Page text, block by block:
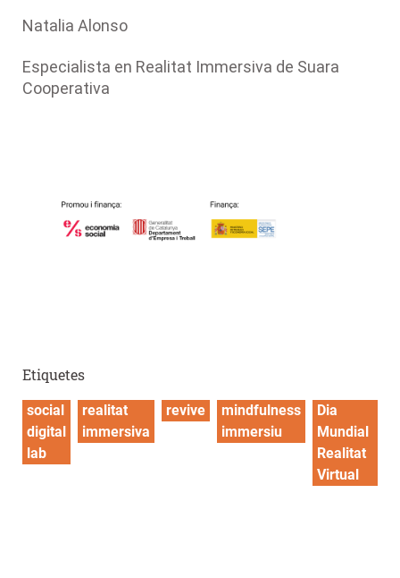
Natalia Alonso
Especialista en Realitat Immersiva de Suara
Cooperativa
Etiquetes
social
digital
lab
realitat
immersiva
revive
mindfulness
immersiu
Dia
Mundial
Realitat
Virtual